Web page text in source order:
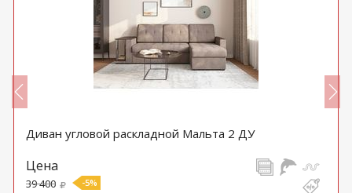
Диван угловой раскладной Мальта 2 ДУ
Цена
39 400 -5%